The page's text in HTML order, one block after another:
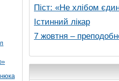
Піст: «Не хлібом
Істинний лікар
7 жовтня –